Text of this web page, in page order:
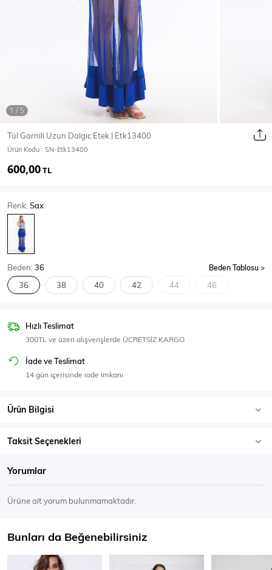
Mont & Kaban
T-Shirt
Body
SPOR GİYİM
Eşofman Üstü
Tül Garnili Uzun Dalgic Etek | Etk13400
Ürün Kodu : SN-Etk13400
600,00TL
Renk:Sax
Beden:36 Beden Tablosu
36 38 40 42 44 46
Hızlı Teslimat
300TL ve üzeri alışverişlerde ÜCRETSİZ KARGO
İade ve Teslimat
14 gün içerisinde iade imkanı
Ürün Bilgisi
Taksit Seçenekleri
Yorumlar
Ürüne ait yorum bulunmamaktadır.
Bunları da Beğenebilirsiniz